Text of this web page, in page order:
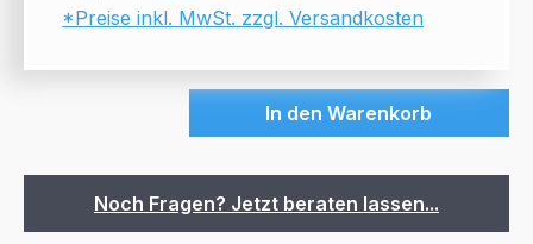
*Preise inkl. MwSt. zzgl. Versandkosten
In den Warenkorb
Noch Fragen? Jetzt beraten lassen...